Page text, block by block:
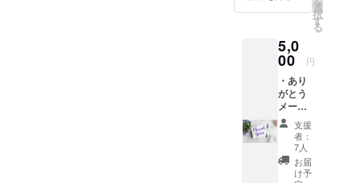
地の経営者
法人会様や
ロータリー
クラブ様
等）での講
演も展開。
2018年、社
会貢献型グ
ルメアプリ
選
択
す
る
5,0
00 円
・あり
がとう
メール
＋スペ
シャル
メッ
セージ
ムー
支援
者：
7人
お届
け予